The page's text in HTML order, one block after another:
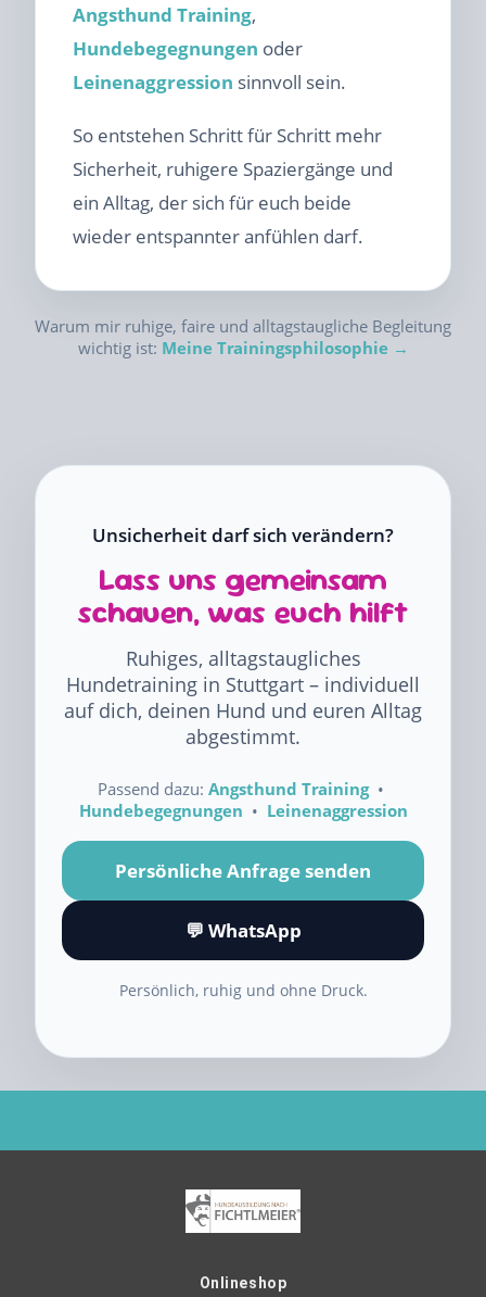
Angsthund Training,
Hundebegegnungen oder
Leinenaggression sinnvoll sein.
So entstehen Schritt für Schritt mehr
Sicherheit, ruhigere Spaziergänge und
ein Alltag, der sich für euch beide
wieder entspannter anfühlen darf.
Warum mir ruhige, faire und alltagstaugliche Begleitung
wichtig ist: Meine Trainingsphilosophie →
Unsicherheit darf sich verändern?
Lass uns gemeinsam
schauen, was euch hilft
Ruhiges, alltagstaugliches
Hundetraining in Stuttgart – individuell
auf dich, deinen Hund und euren Alltag
abgestimmt.
Passend dazu: Angsthund Training•
Hundebegegnungen • Leinenaggression
Persönliche Anfrage senden
💬 WhatsApp
Persönlich, ruhig und ohne Druck.
Onlineshop